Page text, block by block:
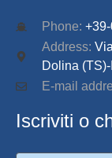
Phone:
Address:
Dolina
E-mail
Iscriviti o